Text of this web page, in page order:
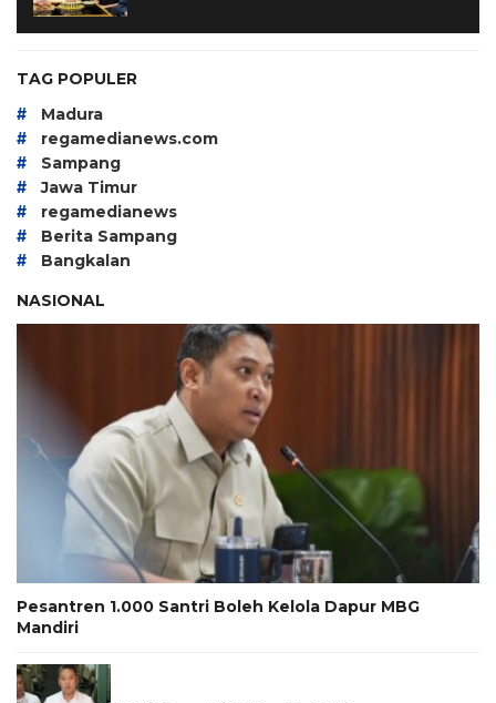
TAG POPULER
# Madura
# regamedianews.com
# Sampang
# Jawa Timur
# regamedianews
# Berita Sampang
#
Bangkalan
NASIONAL
Pesantren 1.000 Santri Boleh Kelola Dapur MBG
Mandiri